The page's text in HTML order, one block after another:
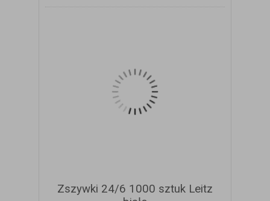
Zszywki 24/6 1000 sztuk Leitz